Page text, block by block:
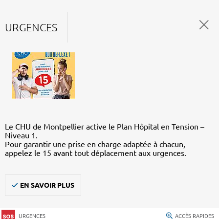
URGENCES
Le CHU de Montpellier active le Plan Hôpital en Tension –
Niveau 1.
Pour garantir une prise en charge adaptée à chacun,
appelez le 15 avant tout déplacement aux urgences.
EN SAVOIR PLUS
URGENCES ACCÈS RAPIDES